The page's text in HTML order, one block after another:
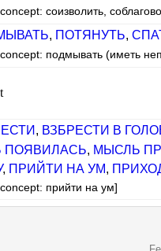
соизволить,
, ПОТЯНУТЬ,
подмывать (иметь
, ВЗБРЕСТИ В
ПОЯВИЛАСЬ, МЫСЛЬ
, ПРИЙТИ НА УМ,
прийти на ум]